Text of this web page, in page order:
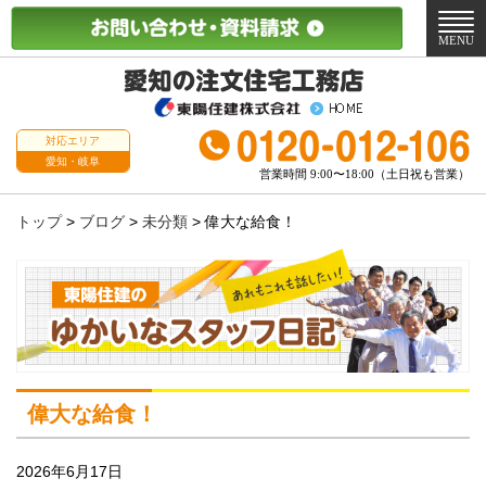
対応エリア
愛知・岐阜
営業時間 9:00〜18:00（土日祝も営業）
メ
ニ
MENU
トップ> ブログ > 未分類 >偉大な給食！
偉大な給食！
2026年6月17日